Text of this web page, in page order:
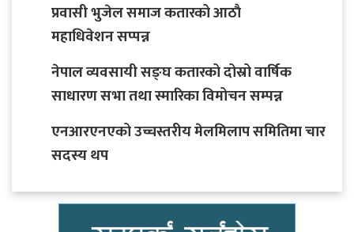
प्रवासी भुजेल समाज कतारको आठाै
महाधिवेशन सप्पन्न
नेपाल व्यवसायी सङ्घ कतारको दोस्रो वार्षिक
साधारण सभा तथा स्मारिका विमोचन सम्पन्न
एनआरएनएको उच्चस्तरीय मेलमिलाप समितिमा चार
सदस्य थप